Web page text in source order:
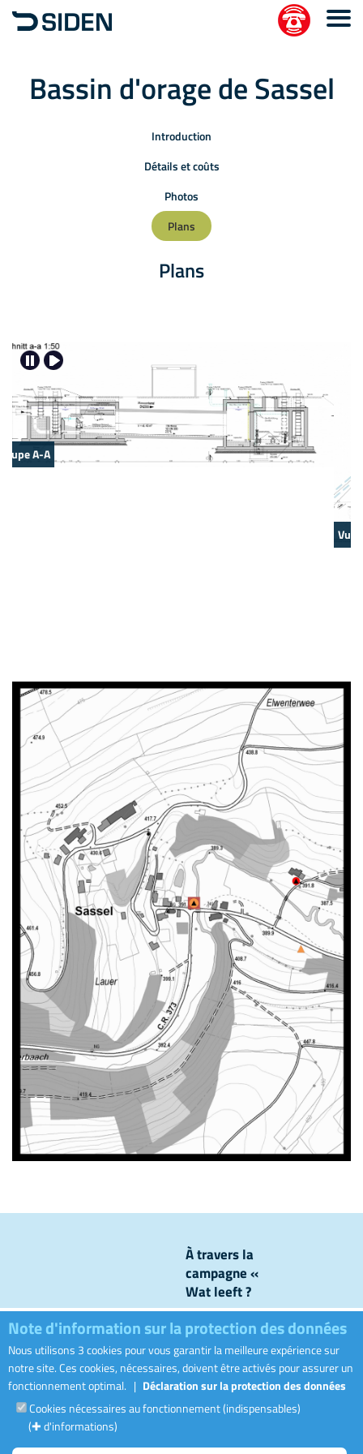
Bassin d'orage de Sassel
Introduction
Détails et coûts
Photos
Plans
Plans
Note d'information sur la protection des données
Nous utilisons 3 cookies pour vous garantir la meilleure expérience sur
notre site. Ces cookies, nécessaires, doivent être activés pour assurer un
fonctionnement optimal. | Déclaration sur la protection des données
Cookies nécessaires au fonctionnement (indispensables)
(✚ d'informations)
À travers la
campagne «
Wat leeft ?
», nous
levons le
voile sur ce
qui se passe
dans nos
canalisations
Visiter le site